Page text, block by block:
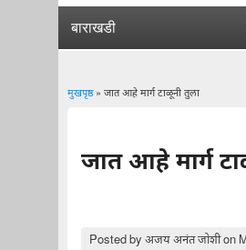
मुखपृष्ठ» जात आहे मार्ग टाळूनी तुला
जात आहे मार्ग
Posted byअजय अनंत जोशीon